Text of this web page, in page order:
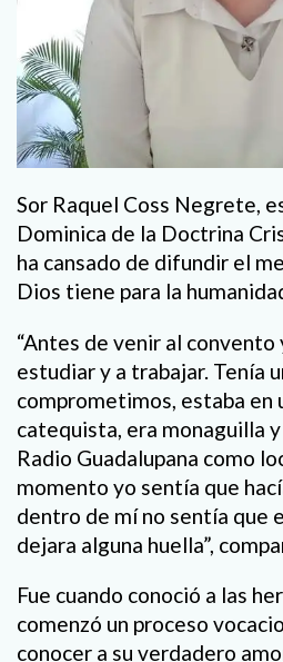
Sor Raquel Coss Negrete,
Dominica de la Doctrina
ha cansado de difundir el
Dios tiene para la
“Antes de venir al convento
estudiar y a trabajar. Tenía
comprometimos, estaba en
catequista, era monaguilla
Radio Guadalupana como
momento yo sentía que
dentro de mí no sentía que
dejara alguna huella”,
Fue cuando conoció a las
comenzó un proceso
conocer a su verdadero